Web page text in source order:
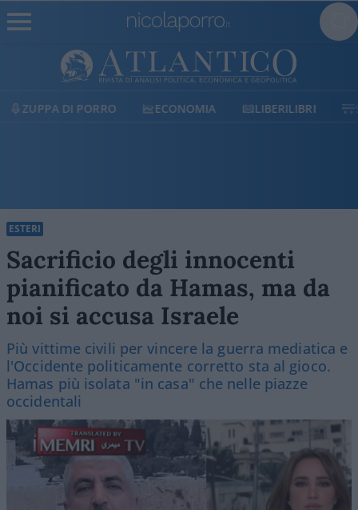
ECONOMIA LIBERILIBRI SHOP SOSTIENICI
ESTERI
Sacrificio degli innocenti
pianificato da Hamas, ma da
noi si accusa Israele
Più vittime civili per vincere la guerra mediatica e
l'Occidente politicamente corretto sta al gioco.
Hamas più isolata "in casa" che nelle piazze
occidentali